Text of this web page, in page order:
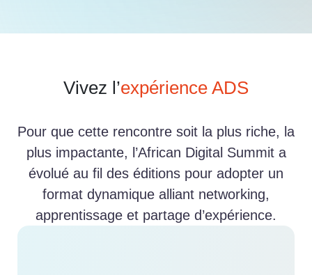
Vivez l’expérience ADS
Pour que cette rencontre soit la plus riche, la
plus impactante, l’African Digital Summit a
évolué au fil des éditions pour adopter un
format dynamique alliant networking,
apprentissage et partage d’expérience.